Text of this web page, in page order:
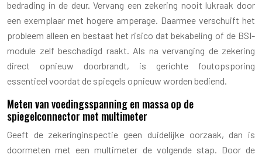
bedrading in de deur. Vervang een zekering nooit lukraak door
een exemplaar met hogere amperage. Daarmee verschuift het
probleem alleen en bestaat het risico dat bekabeling of de BSI-
module zelf beschadigd raakt. Als na vervanging de zekering
direct opnieuw doorbrandt, is gerichte foutopsporing
essentieel voordat de spiegels opnieuw worden bediend.
Meten van voedingsspanning en massa op de
spiegelconnector met multimeter
Geeft de zekeringinspectie geen duidelijke oorzaak, dan is
doormeten met een multimeter de volgende stap. Door de